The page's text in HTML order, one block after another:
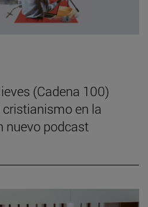
(Cadena 100)
en la
nuevo podcast